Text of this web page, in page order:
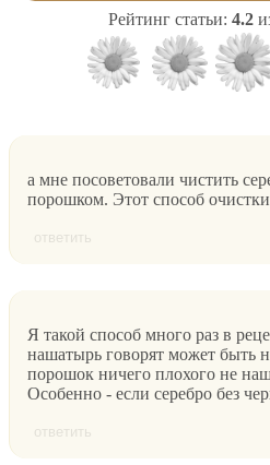
Рейтинг статьи: 4.2
а мне посоветовали чистить
порошком. Этот способ
ответить
Я такой способ много раз в
нашатырь говорят может быть
порошок ничего плохого не
Особенно - если серебро без
ответить